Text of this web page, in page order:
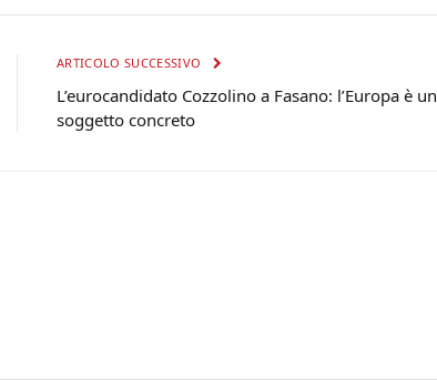
ARTICOLO SUCCESSIVO
L’eurocandidato Cozzolino a Fasano: l’Europa è un
soggetto concreto